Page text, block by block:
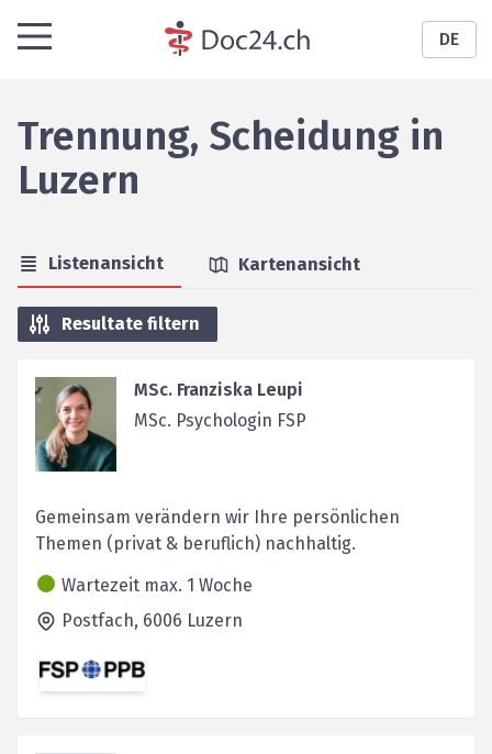
DE
Trennung, Scheidung in
Luzern
Listenansicht Kartenansicht
Resultate filtern
MSc. Franziska Leupi
MSc. Psychologin FSP
Gemeinsam verändern wir Ihre persönlichen
Themen (privat & beruflich) nachhaltig.
Wartezeit max. 1 Woche
Postfach, 6006 Luzern